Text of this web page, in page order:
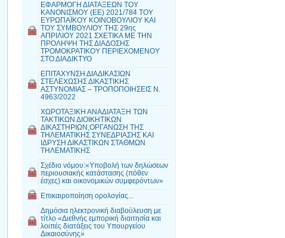
ΕΦΑΡΜΟΓΗ ΔΙΑΤΑΞΕΩΝ ΤΟΥ
ΚΑΝΟΝΙΣΜΟΥ (ΕΕ) 2021/784 ΤΟΥ
ΕΥΡΩΠΑΪΚΟΥ ΚΟΙΝΟΒΟΥΛΙΟΥ ΚΑΙ
ΤΟΥ ΣΥΜΒΟΥΛΙΟΥ ΤΗΣ 29ης
ΑΠΡΙΛΙΟΥ 2021 ΣΧΕΤΙΚΑ ΜΕ ΤΗΝ
ΠΡΟΛΗΨΗ ΤΗΣ ΔΙΑΔΟΣΗΣ
ΤΡΟΜΟΚΡΑΤΙΚΟΥ ΠΕΡΙΕΧΟΜΕΝΟΥ
ΣΤΟ ΔΙΑΔΙΚΤΥΟ
ΕΠΙΤΑΧΥΝΣΗ ΔΙΑΔΙΚΑΣΙΩΝ
ΣΤΕΛΕΧΩΣΗΣ ΔΙΚΑΣΤΙΚΗΣ
ΑΣΤΥΝΟΜΙΑΣ – ΤΡΟΠΟΠΟΙΗΣΕΙΣ Ν.
4963/2022
ΧΩΡΟΤΑΞΙΚΗ ΑΝΑΔΙΑΤΑΞΗ ΤΩΝ
ΤΑΚΤΙΚΩΝ ΔΙΟΙΚΗΤΙΚΩΝ
ΔΙΚΑΣΤΗΡΙΩΝ,ΟΡΓΑΝΩΣΗ ΤΗΣ
ΤΗΛΕΜΑΤΙΚΗΣ ΣΥΝΕΔΡΙΑΣΗΣ ΚΑΙ
ΙΔΡΥΣΗ ΔΙΚΑΣΤΙΚΩΝ ΣΤΑΘΜΩΝ
ΤΗΛΕΜΑΤΙΚΗΣ
Σχέδιο νόμου:«Υποβολή των δηλώσεων
περιουσιακής κατάστασης (πόθεν
έσχες) και οικονομικών συμφερόντων»
Επικαιροποίηση ορολογίας...
Δημόσια ηλεκτρονική διαβούλευση με
τίτλο «Διεθνής εμπορική διαιτησία και
λοιπές διατάξεις του Υπουργείου
Δικαιοσύνης»